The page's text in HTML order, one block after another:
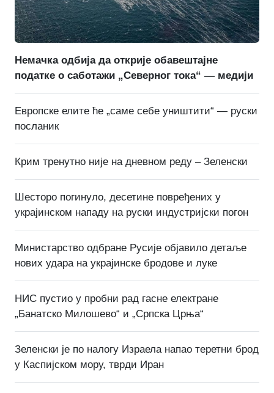
Немачка одбија да открије обавештајне
податке о саботажи „Северног тока“ — медији
Европске елите ће „саме себе уништити“ — руски
посланик
Крим тренутно није на дневном реду – Зеленски
Шесторо погинуло, десетине повређених у
украјинском нападу на руски индустријски погон
Министарство одбране Русије објавило детаље
нових удара на украјинске бродове и луке
НИС пустио у пробни рад гасне електране
„Банатско Милошево“ и „Српска Црња“
Зеленски је по налогу Израела напао теретни брод
у Каспијском мору, тврди Иран